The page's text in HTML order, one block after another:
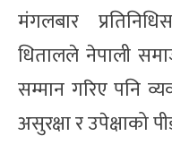
मंगलबार
धितालले नेपाली
सम्मान गरिए पनि
असुरक्षा र उपेक्षाको